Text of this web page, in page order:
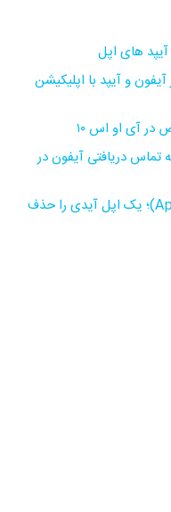
های اپل
و آیپد با اپلیکیشن
آی او اس ۱۰
تماس دریافتی آیفون در
غیر فعال کردن اپل آیدی (Apple ID)؛ یک اپل آیدی را حذف